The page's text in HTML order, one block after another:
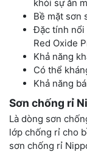
khỏi sự ăn
Bề mặt sơn
Đặc tính nổi
Red Oxide
Khả năng
Có thể
Khả năng
Sơn chống rỉ
Là dòng sơn
lớp chống rỉ cho
sơn chống rỉ